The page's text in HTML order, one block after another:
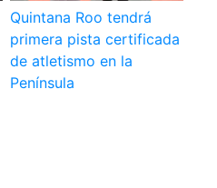
Quintana Roo tendrá
primera pista certificada
de atletismo en la
Península